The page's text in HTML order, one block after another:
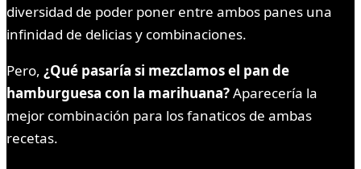
diversidad de poder poner entre ambos panes una
infinidad de delicias y combinaciones.
Pero, ¿Qué pasaría si mezclamos el pan de
hamburguesa con la marihuana?Aparecería la
mejor combinación para los fanaticos de ambas
recetas.